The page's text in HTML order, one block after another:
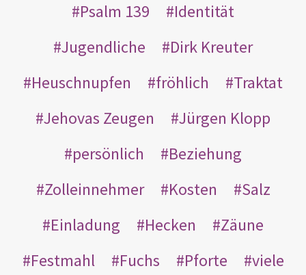
Psalm 139
Identität
Jugendliche
Dirk Kreuter
Heuschnupfen
fröhlich
Traktat
Jehovas Zeugen
Jürgen Klopp
persönlich
Beziehung
Zolleinnehmer
Kosten
Salz
Einladung
Hecken
Zäune
Festmahl
Fuchs Pforte viele